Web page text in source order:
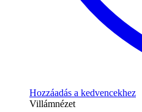
Hozzáadás a kedvencekhez
Villámnézet